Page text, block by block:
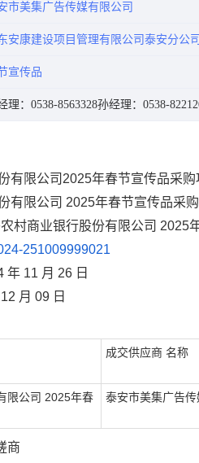
市美集广告传媒有限公司
安康建设项目管理有限公司泰安分公
宣传品
理：0538-8563328孙经理：0538-
有限公司2025年春节宣传品采
有限公司 2025年春节宣传品采
村商业银行股份有限公司 2025
251009999021
年 11 月 26 日
12 月 09 日
成交供应商 名称
限公司 2025年春
泰安市美集广告
商